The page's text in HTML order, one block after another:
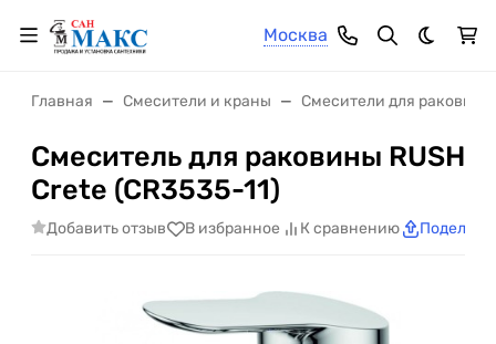
Москва
Темная
Главная Смесители и краны Смесители для раковины
Смеситель для раковины RUSH
Crete (CR3535-11)
Добавить отзыв В избранное К сравнению